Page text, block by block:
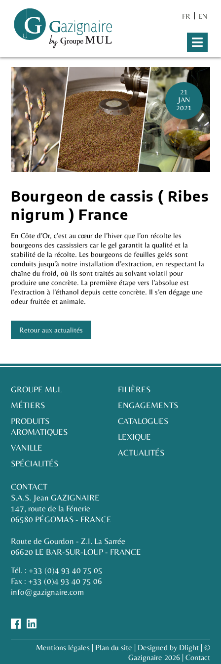
FR EN
21
JAN
2021
Bourgeon de cassis ( Ribes
nigrum ) France
En Côte d’Or, c’est au cœur de l’hiver que l’on récolte les
bourgeons des cassissiers car le gel garantit la qualité et la
stabilité de la récolte. Les bourgeons de feuilles gelés sont
conduits jusqu’à notre installation d’extraction, en respectant la
chaîne du froid, où ils sont traités au solvant volatil pour
produire une concrète. La première étape vers l’absolue est
l’extraction à l’éthanol depuis cette concrète. Il s’en dégage une
odeur fruitée et animale.
Retour aux actualités
GROUPE MUL
MÉTIERS
PRODUITS
AROMATIQUES
VANILLE
SPÉCIALITÉS
FILIÈRES
ENGAGEMENTS
CATALOGUES
LEXIQUE
ACTUALITÉS
CONTACT
S.A.S. Jean GAZIGNAIRE
147, route de la Fénerie
06580 PÉGOMAS - FRANCE
Route de Gourdon - Z.I. La Sarrée
06620 LE BAR-SUR-LOUP - FRANCE
Tél. : +33 (0)4 93 40 75 05
Fax : +33 (0)4 93 40 75 06
info@gazignaire.com
Mentions légales| Plan du site | Designed by Dlight| ©
Gazignaire 2026 | Contact